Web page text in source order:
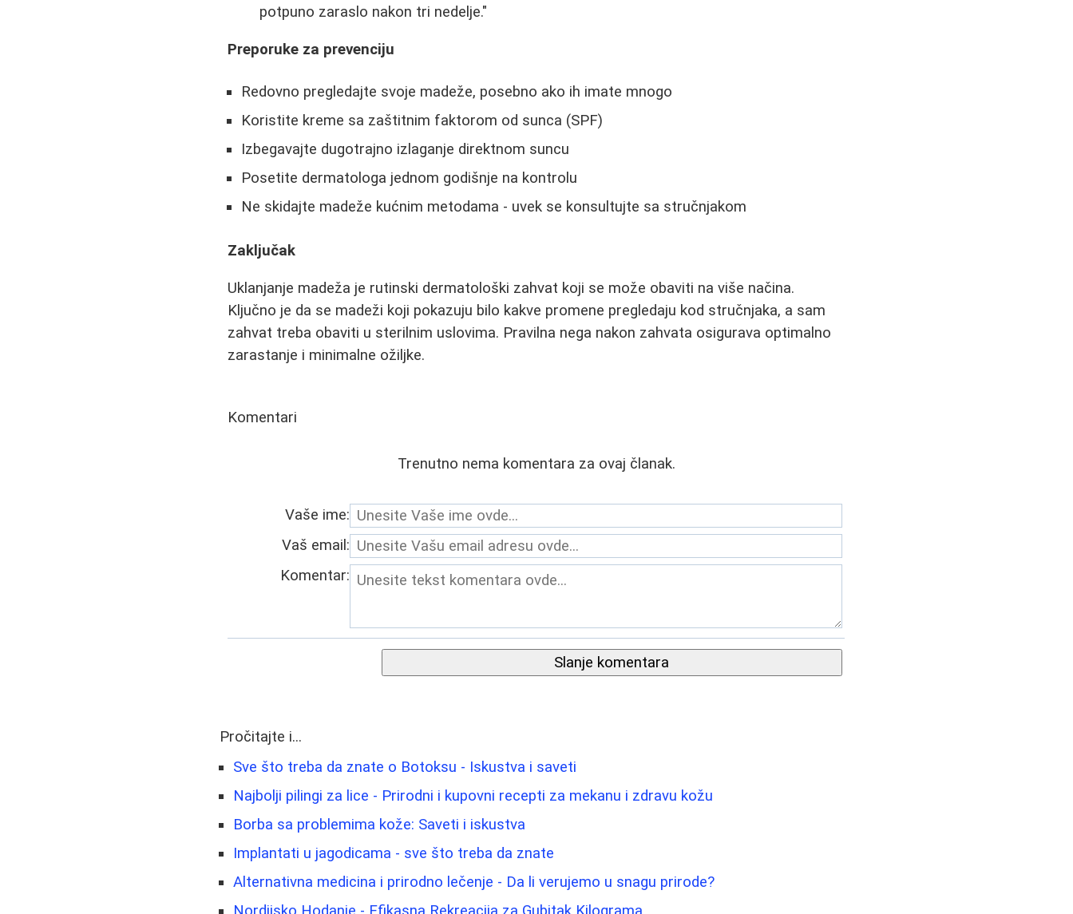
potpuno zaraslo nakon tri nedelje."
Preporuke za prevenciju
Redovno pregledajte svoje madeže, posebno ako ih imate mnogo
Koristite kreme sa zaštitnim faktorom od sunca (SPF)
Izbegavajte dugotrajno izlaganje direktnom suncu
Posetite dermatologa jednom godišnje na kontrolu
Ne skidajte madeže kućnim metodama - uvek se konsultujte sa stručnjakom
Zaključak
Uklanjanje madeža je rutinski dermatološki zahvat koji se može obaviti na više načina.
Ključno je da se madeži koji pokazuju bilo kakve promene pregledaju kod stručnjaka, a sam
zahvat treba obaviti u sterilnim uslovima. Pravilna nega nakon zahvata osigurava optimalno
zarastanje i minimalne ožiljke.
Komentari
Trenutno nema komentara za ovaj članak.
Vaše ime:
Vaš email:
Komentar:
Slanje komentara
Pročitajte i...
Sve što treba da znate o Botoksu - Iskustva i saveti
Najbolji pilingi za lice - Prirodni i kupovni recepti za mekanu i zdravu kožu
Borba sa problemima kože: Saveti i iskustva
Implantati u jagodicama - sve što treba da znate
Alternativna medicina i prirodno lečenje - Da li verujemo u snagu prirode?
Nordijsko Hodanje - Efikasna Rekreacija za Gubitak Kilograma